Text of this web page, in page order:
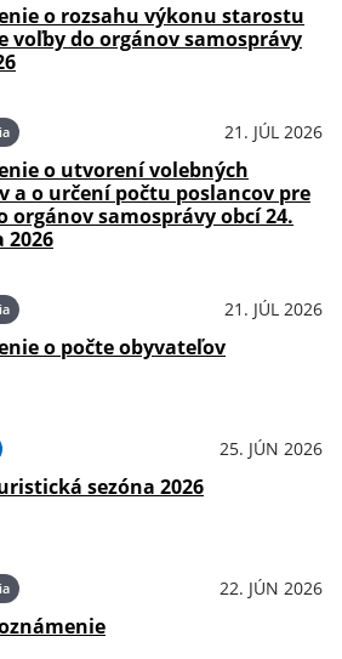
o rozsahu výkonu starostu
voľby do orgánov samosprávy
21. JÚL 2026
o utvorení volebných
a o určení počtu poslancov pre
orgánov samosprávy obcí 24.
21. JÚL 2026
o počte obyvateľov
25. JÚN 2026
sezóna 2026
22. JÚN 2026